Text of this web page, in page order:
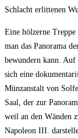
Schlacht erlittenen
Eine hölzerne Treppe
man das Panorama
bewundern kann. Auf
sich eine
Münzanstalt von
Saal, der zur
weil an den Wänden
Napoleon III.